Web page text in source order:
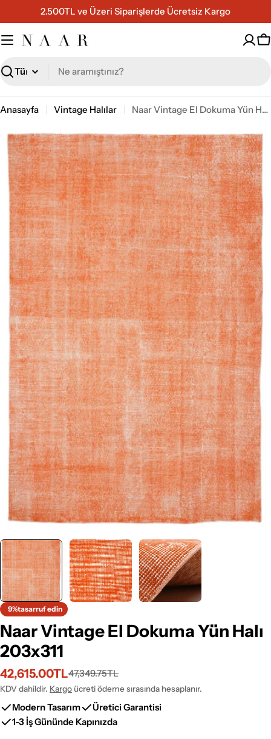
geç
2.500TL ve Üzeri Siparişlerde Ücretsiz Kargo
Ara
Anasayfa Vintage Halılar Naar Vintage El Dokuma Yün Halı 203x311
numaralı medyayı pencerede aç
9%tasarruf edin
Naar Vintage El Dokuma Yün Halı
203x311
İndirimli
fiyat
42,615.00TL
Normal
fiyat
47,349.75TL
KDV dahildir. Kargo ücreti ödeme sırasında hesaplanır.
Modern Tasarım
Üretici Garantisi
1-3 İş Gününde Kapınızda